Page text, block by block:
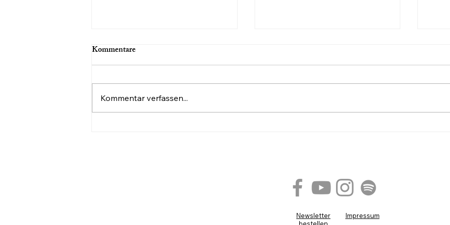
Kommentare
Kommentar verfassen...
Newsletter
Impressum